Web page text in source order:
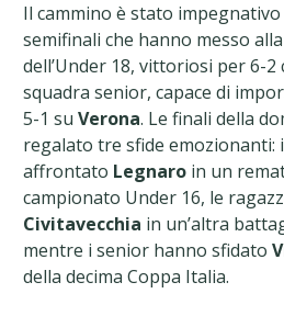
Il cammino è stato
semifinali che hanno messo
dell’Under 18, vittoriosi per 6-2
squadra senior, capace di
5-1 su Verona. Le finali della
regalato tre sfide emozionanti:
affrontato Legnaro in un
campionato Under 16, le
Civitavecchia in un’altra
mentre i senior hanno sfidato
della decima Coppa Italia.